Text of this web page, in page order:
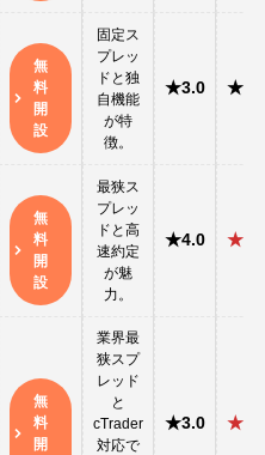
無
料
開
設
固定ス
プレッ
ドと独
自機能
が特
徴。
★3.0
無
料
開
設
最狭ス
プレッ
ドと高
速約定
が魅
力。
★4.0
無
料
開
業界最
狭スプ
レッド
と
cTrader
対応で
★3.0